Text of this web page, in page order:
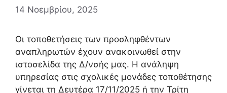
14 Νοεμβρίου, 2025
Οι τοποθετήσεις των προσληφθέντων
αναπληρωτών έχουν ανακοινωθεί στην
ιστοσελίδα της Δ/νσής μας. Η ανάληψη
υπηρεσίας στις σχολικές μονάδες τοποθέτησης
γίνεται τη Δευτέρα 17/11/2025 ή την Τρίτη